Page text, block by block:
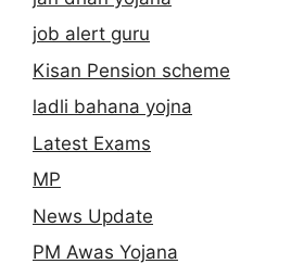
job alert guru
Kisan Pension scheme
ladli bahana yojna
Latest Exams
MP
News Update
PM Awas Yojana